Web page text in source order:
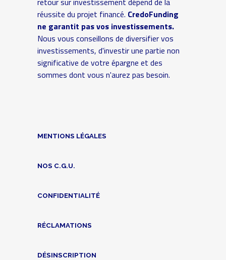
réussite du projet financé. CredoFunding
ne garantit pas vos investissements.
Nous vous conseillons de diversifier vos
investissements, d'investir une partie non
significative de votre épargne et des
sommes dont vous n'aurez pas besoin.
MENTIONS LÉGALES
NOS C.G.U.
CONFIDENTIALITÉ
RÉCLAMATIONS
DÉSINSCRIPTION